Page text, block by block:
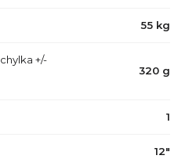
55 kg
+/-
320 g
1
12"